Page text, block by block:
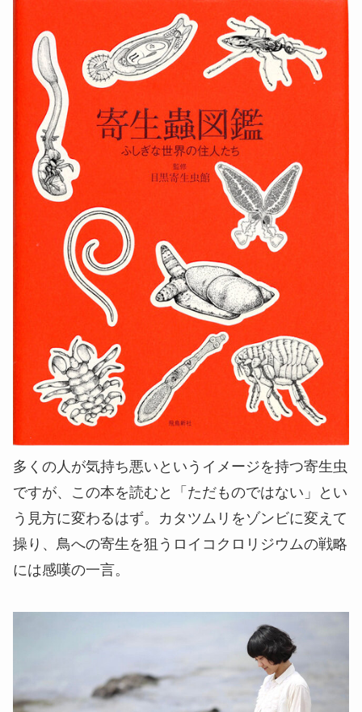
多くの人が気持ち悪いというイメージを持つ寄生虫
ですが、この本を読むと「ただものではない」とい
う見方に変わるはず。カタツムリをゾンビに変えて
操り、鳥への寄生を狙うロイコクロリジウムの戦略
には感嘆の一言。